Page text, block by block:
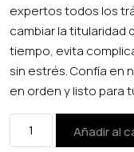
expertos todos los
cambiar la titularidad
tiempo, evita
sin estrés. Confía en
en orden y listo para
Tramitación
de
Añadir al